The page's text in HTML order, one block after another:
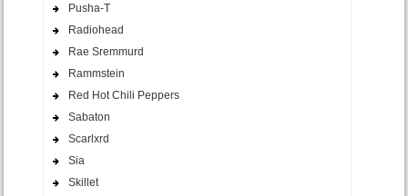
Pusha-T
Radiohead
Rae Sremmurd
Rammstein
Red Hot Chili Peppers
Sabaton
Scarlxrd
Sia
Skillet